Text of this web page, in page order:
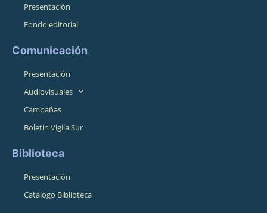
Presentación
Fondo editorial
Comunicación
Presentación
Audiovisuales
Campañas
Boletín Vigila Sur
Biblioteca
Presentación
Catálogo Biblioteca